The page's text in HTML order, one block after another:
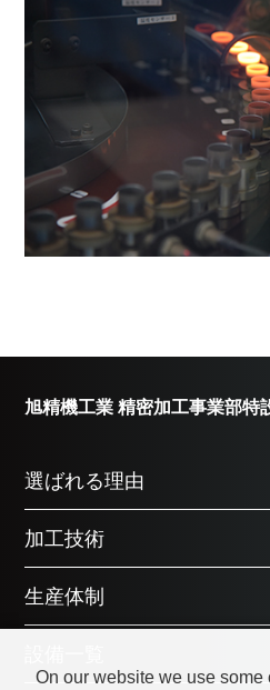
旭精機工業 精密加工事業部特
選ばれる理由
加工技術
生産体制
On our website we use some